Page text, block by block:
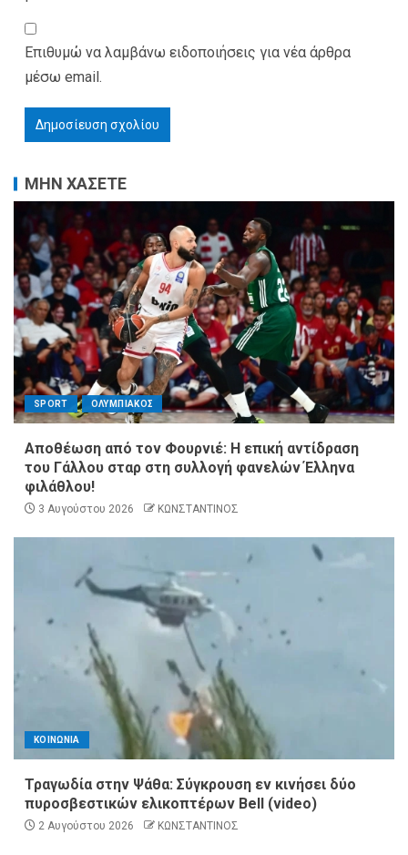
Επιθυμώ να λαμβάνω ειδοποιήσεις για νέα άρθρα
μέσω email.
ΜΗΝ ΧΑΣΕΤΕ
SPORT ΟΛΥΜΠΙΑΚΟΣ
Αποθέωση από τον Φουρνιέ: Η επική αντίδραση
του Γάλλου σταρ στη συλλογή φανελών Έλληνα
φιλάθλου!
3 Αυγούστου 2026 ΚΩΝΣΤΑΝΤΙΝΟΣ
ΚΟΙΝΩΝΙΑ
Τραγωδία στην Ψάθα: Σύγκρουση εν κινήσει δύο
πυροσβεστικών ελικοπτέρων Bell (video)
2 Αυγούστου 2026 ΚΩΝΣΤΑΝΤΙΝΟΣ